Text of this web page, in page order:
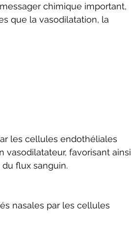
chimique important,
que la vasodilatation, la
les cellules endothéliales
vasodilatateur, favorisant ainsi
flux sanguin.
nasales par les cellules